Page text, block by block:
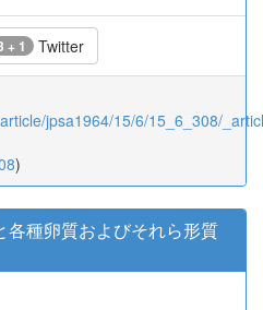
+ 1 Twitter
jpsa1964/15/6/15_6_308/
)
各種卵質およびそれら形質